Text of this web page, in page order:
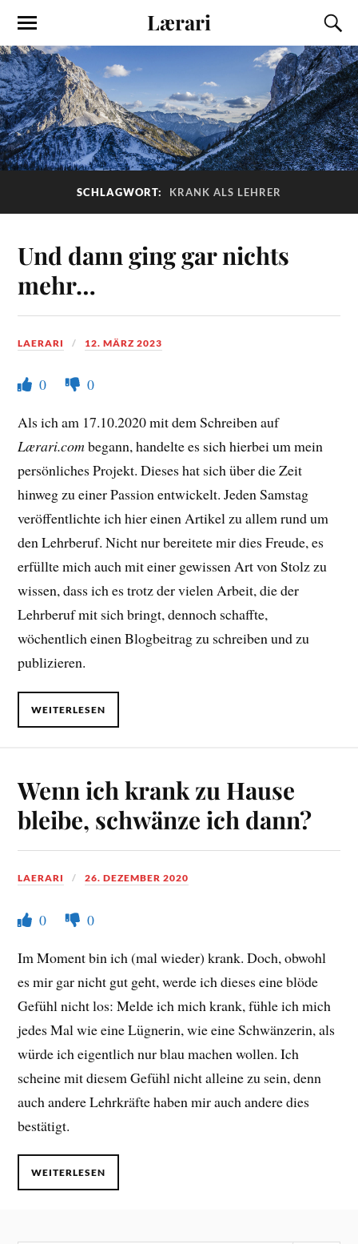
Lærari
SCHLAGWORT: KRANK ALS LEHRER
Und dann ging gar nichts
mehr…
LAERARI 12. MÄRZ 2023
0
0
Als ich am 17.10.2020 mit dem Schreiben auf
Lærari.combegann, handelte es sich hierbei um mein
persönliches Projekt. Dieses hat sich über die Zeit
hinweg zu einer Passion entwickelt. Jeden Samstag
veröffentlichte ich hier einen Artikel zu allem rund um
den Lehrberuf. Nicht nur bereitete mir dies Freude, es
erfüllte mich auch mit einer gewissen Art von Stolz zu
wissen, dass ich es trotz der vielen Arbeit, die der
Lehrberuf mit sich bringt, dennoch schaffte,
wöchentlich einen Blogbeitrag zu schreiben und zu
publizieren.
WEITERLESEN
Wenn ich krank zu Hause
bleibe, schwänze ich dann?
LAERARI 26. DEZEMBER 2020
0
0
Im Moment bin ich (mal wieder) krank. Doch, obwohl
es mir gar nicht gut geht, werde ich dieses eine blöde
Gefühl nicht los: Melde ich mich krank, fühle ich mich
jedes Mal wie eine Lügnerin, wie eine Schwänzerin, als
würde ich eigentlich nur blau machen wollen. Ich
scheine mit diesem Gefühl nicht alleine zu sein, denn
auch andere Lehrkräfte haben mir auch andere dies
bestätigt.
WEITERLESEN